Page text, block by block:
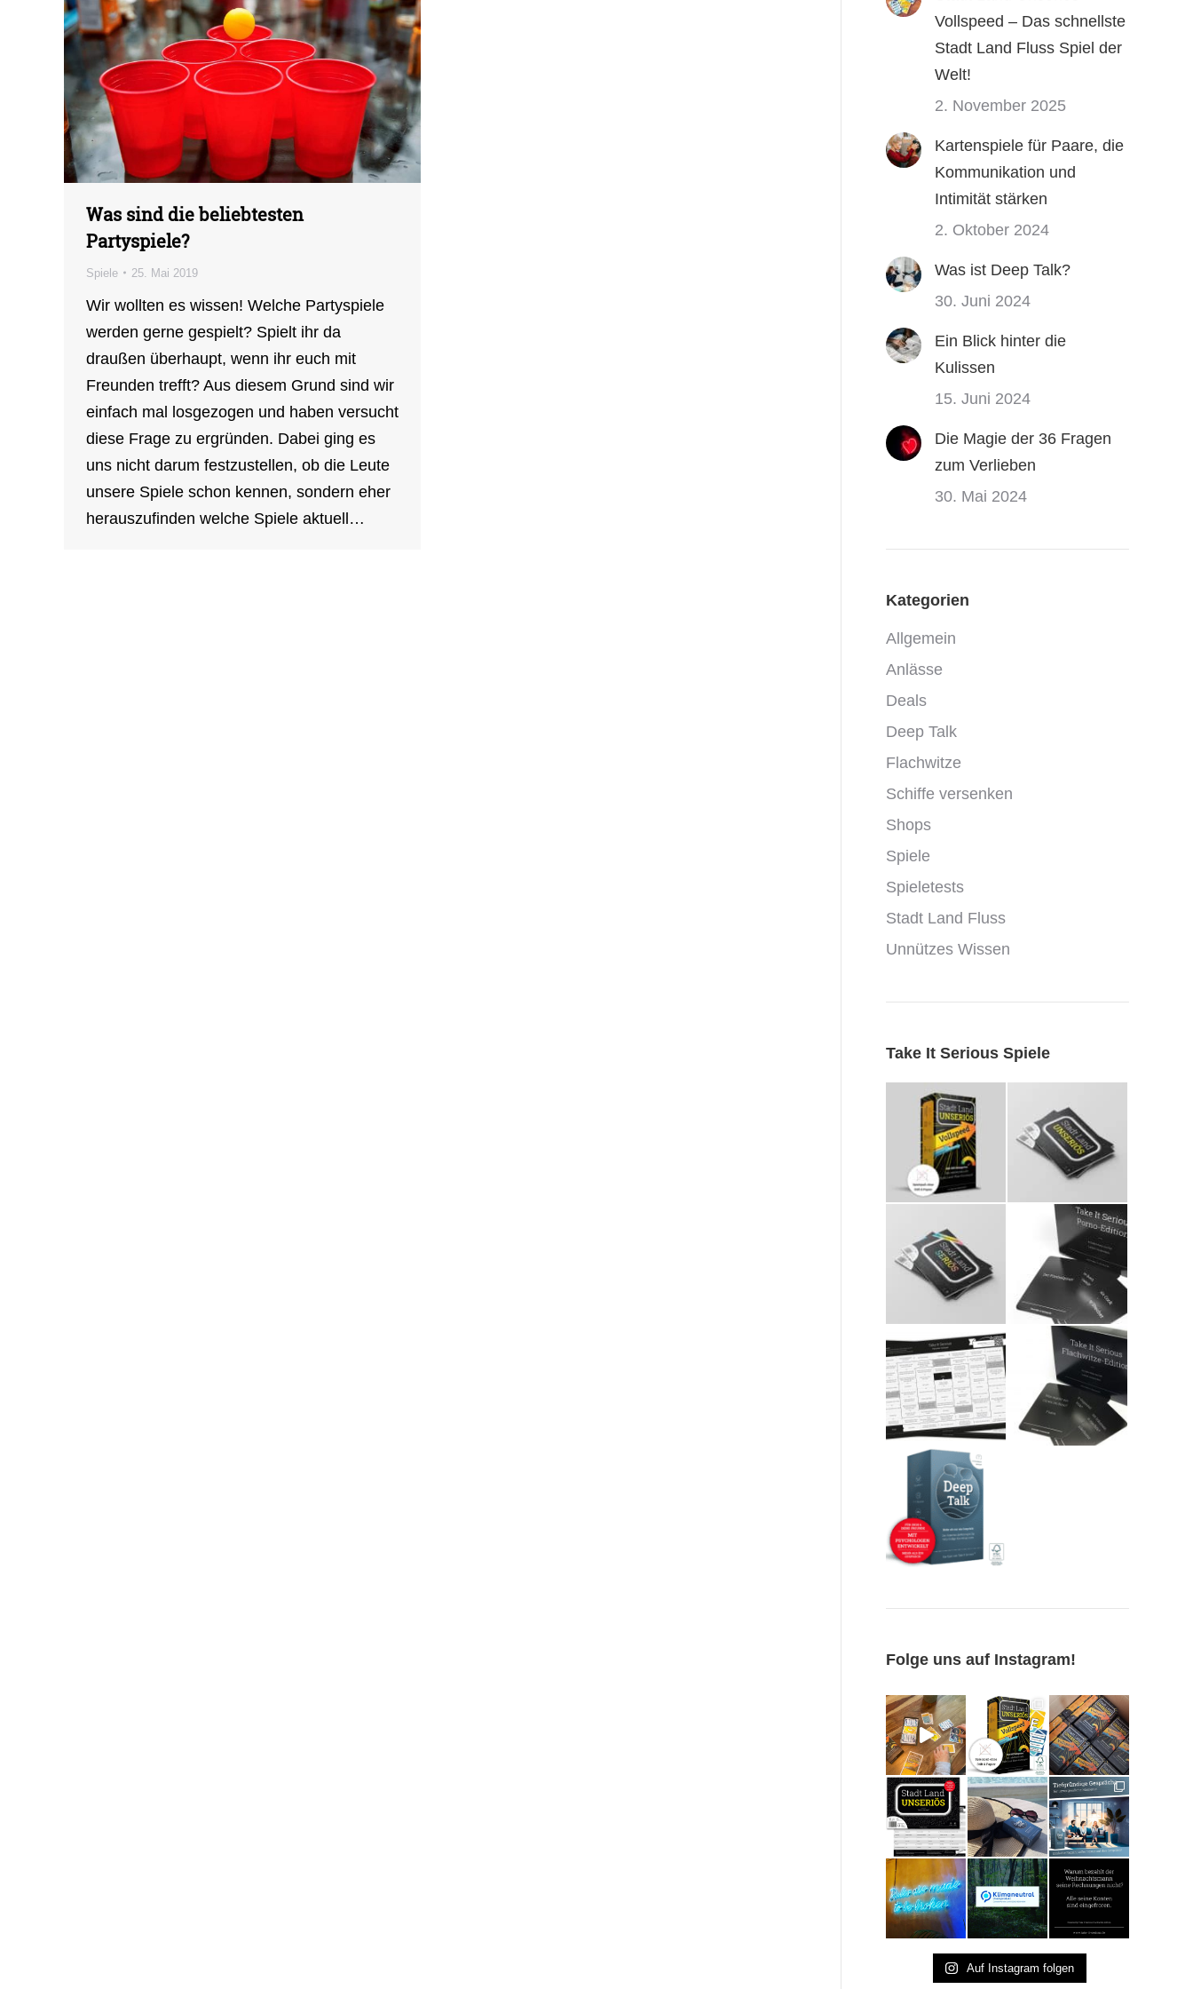
Was sind die beliebtesten
Partyspiele?
Spiele 25. Mai 2019
Wir wollten es wissen! Welche Partyspiele
werden gerne gespielt? Spielt ihr da
draußen überhaupt, wenn ihr euch mit
Freunden trefft? Aus diesem Grund sind wir
einfach mal losgezogen und haben versucht
diese Frage zu ergründen. Dabei ging es
uns nicht darum festzustellen, ob die Leute
unsere Spiele schon kennen, sondern eher
herauszufinden welche Spiele aktuell…
Vollspeed – Das schnellste
Stadt Land Fluss Spiel der
Welt!
2. November 2025
Kartenspiele für Paare, die
Kommunikation und
Intimität stärken
2. Oktober 2024
Was ist Deep Talk?
30. Juni 2024
Ein Blick hinter die
Kulissen
15. Juni 2024
Die Magie der 36 Fragen
zum Verlieben
30. Mai 2024
Kategorien
Allgemein
Anlässe
Deals
Deep Talk
Flachwitze
Schiffe versenken
Shops
Spiele
Spieletests
Stadt Land Fluss
Unnützes Wissen
Take It Serious Spiele
Folge uns auf Instagram!
Auf Instagram folgen